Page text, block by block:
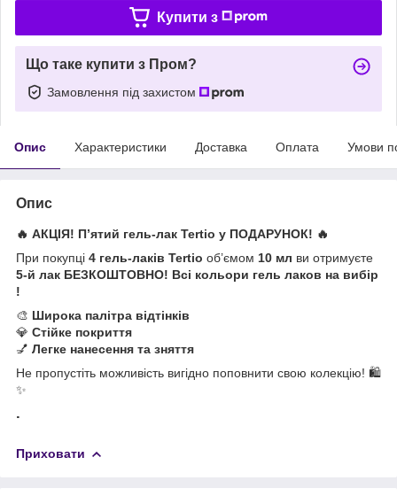
Купити з
Що таке купити з Пром?
Замовлення під захистом
Опис Характеристики Доставка Оплата Умови
Опис
🔥 АКЦІЯ! П’ятий гель-лак Tertio у ПОДАРУНОК! 🔥
При покупці 4 гель-лаків Tertio об’ємом 10 мл ви отримуєте
5-й лак БЕЗКОШТОВНО! Всі кольори гель лаков на вибір
!
🎨 Широка палітра відтінків
💎 Стійке покриття
💅 Легке нанесення та зняття
Не пропустіть можливість вигідно поповнити свою колекцію! 🛍
✨
.
Приховати